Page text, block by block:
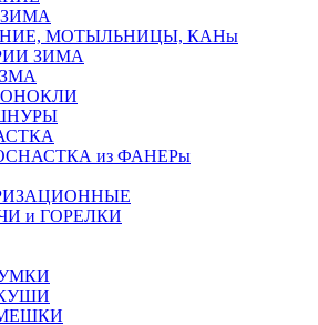
МОТЫЛЬНИЦЫ, КАНы
ЗИМА
из ФАНЕРы
и ГОРЕЛКИ